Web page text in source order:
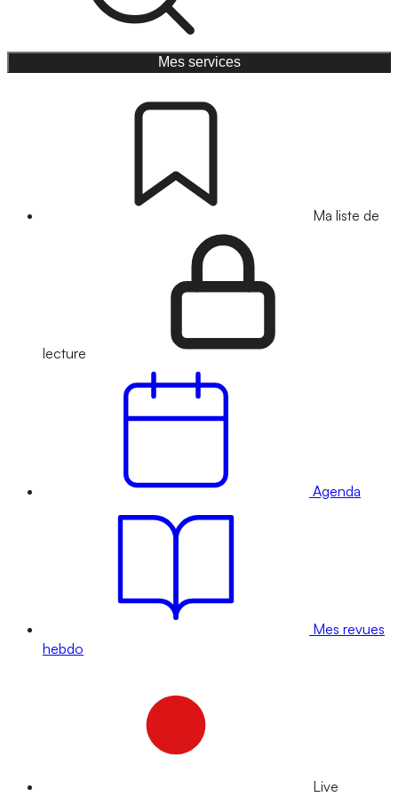
Mes services
Ma liste de
lecture
Agenda
Mes revues
hebdo
Live